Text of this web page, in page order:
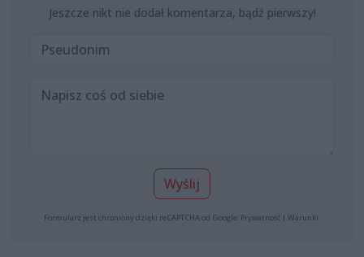
Jeszcze nikt nie dodał komentarza, bądź pierwszy!
Wyślij
Formularz jest chroniony dzięki reCAPTCHA od Google: Prywatność | Warunki